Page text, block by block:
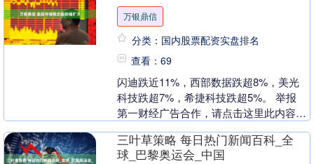
万银鼎信
分类：国内股票配资实盘排名
查看：69
闪迪跌近11%，西部数据跌超8%，美光
科技跌超7%，希捷科技跌超5%。 举报
第一财经广告合作，请点击这里此内容为
第一财经原创，著作权归第一财经所有。
未经第一财....
三叶草策略 每日热门新闻百科_全
球_巴黎奥运会_中国